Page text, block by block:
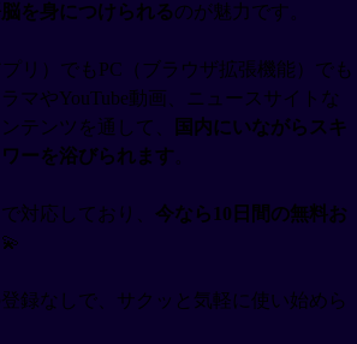
を身につけられるのが魅力です。
リ）でもPC（ブラウザ拡張機能）でも
マやYouTube動画、ニュースサイトな
テンツを通して、
国内にいながらスキ
ーを浴びられます。
対応しており、 今なら10日間の無料お
録なしで、サクッと気軽に使い始めら